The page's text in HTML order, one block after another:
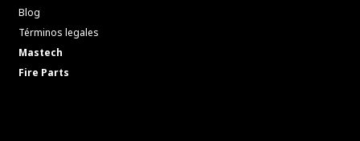
Blog
Términos legales
Mastech
Fire Parts